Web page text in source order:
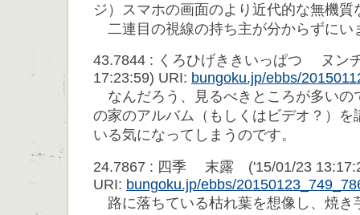
ジ）スマホの画面のより近代的な無機
二連目の視線の持ち主が分からずにい
43.7844 : くろひげききいっぱつ ヌン
17:23:59) URI: bungoku.jp/ebbs/
なんだろう、見るべきところが多いの
の家のアルバム（もしくはビデオ？）を
いる気になってしまうのです。
24.7867 : 四季 末露 ('15/01/23
URI: bungoku.jp/ebbs/
路に落ちている枯れ葉を想像し、焼き